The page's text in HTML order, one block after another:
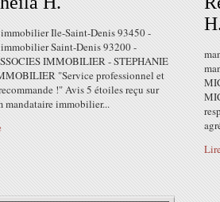
Ile-Saint-Denis 93450 -
Saint-Denis 93200 -
IMMOBILIER - STEPHANIE
"Service professionnel et
!" Avis 5 étoiles reçu sur
mandataire immobilier...